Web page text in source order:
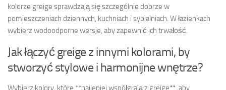
kolorze greige sprawdzają się szczególnie dobrze w
pomieszczeniach dziennych, kuchniach i sypialniach. W łazienkach
wybierz wodoodporne wersje, aby zapewnić ich trwałość.
Jak łączyć greige z innymi kolorami, by
stworzyć stylowe i harmonijne wnętrze?
Wybierz kolory, które **najlepiej współgrają z greige**, aby